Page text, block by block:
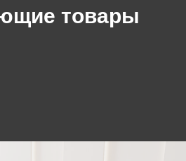
товары